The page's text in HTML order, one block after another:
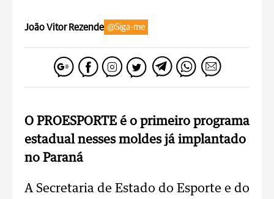
João Vitor Rezende @Siga-me
O PROESPORTE é o primeiro programa
estadual nesses moldes já implantado
no Paraná
A Secretaria de Estado do Esporte e do